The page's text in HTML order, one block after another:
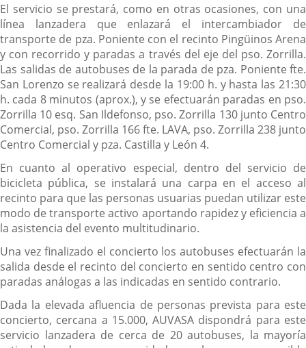
El servicio se prestará, como en otras ocasiones, con una
línea lanzadera que enlazará el intercambiador de
transporte de pza. Poniente con el recinto Pingüinos Arena
y con recorrido y paradas a través del eje del pso. Zorrilla.
Las salidas de autobuses de la parada de pza. Poniente fte.
San Lorenzo se realizará desde la 19:00 h. y hasta las 21:30
h. cada 8 minutos (aprox.), y se efectuarán paradas en pso.
Zorrilla 10 esq. San Ildefonso, pso. Zorrilla 130 junto Centro
Comercial, pso. Zorrilla 166 fte. LAVA, pso. Zorrilla 238 junto
Centro Comercial y pza. Castilla y León 4.
En cuanto al operativo especial, dentro del servicio de
bicicleta pública, se instalará una carpa en el acceso al
recinto para que las personas usuarias puedan utilizar este
modo de transporte activo aportando rapidez y eficiencia a
la asistencia del evento multitudinario.
Una vez finalizado el concierto los autobuses efectuarán la
salida desde el recinto del concierto en sentido centro con
paradas análogas a las indicadas en sentido contrario.
Dada la elevada afluencia de personas prevista para este
concierto, cercana a 15.000, AUVASA dispondrá para este
servicio lanzadera de cerca de 20 autobuses, la mayoría